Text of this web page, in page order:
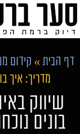
דף הבית » קידום
מדריך: איך
שיווק
בונים